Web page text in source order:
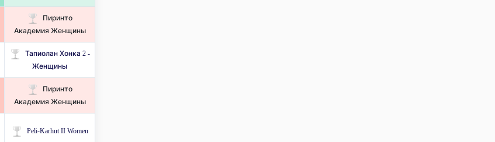
Пиринто
Академия Женщины
Тапиолан Хонка 2 -
Женщины
Пиринто
Академия Женщины
Peli-Karhut II Women